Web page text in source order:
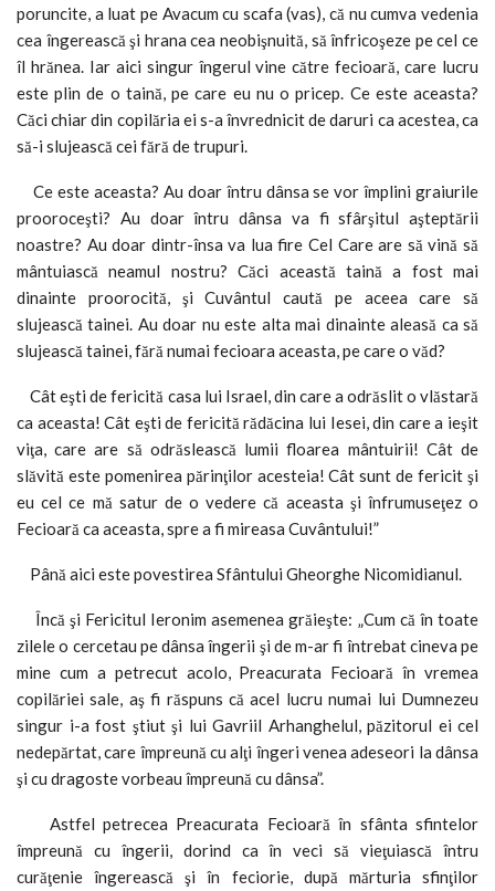
poruncite, a luat pe Avacum cu scafa (vas), că nu cumva vedenia
cea îngerească şi hrana cea neobişnuită, să înfricoşeze pe cel ce
îl hrănea. Iar aici singur îngerul vine către fecioară, care lucru
este plin de o taină, pe care eu nu o pricep. Ce este aceasta?
Căci chiar din copilăria ei s-a învrednicit de daruri ca acestea, ca
să-i slujească cei fără de trupuri.
Ce este aceasta? Au doar întru dânsa se vor împlini graiurile
prooroceşti? Au doar întru dânsa va fi sfârşitul aşteptării
noastre? Au doar dintr-însa va lua fire Cel Care are să vină să
mântuiască neamul nostru? Căci această taină a fost mai
dinainte proorocită, şi Cuvântul caută pe aceea care să
slujească tainei. Au doar nu este alta mai dinainte aleasă ca să
slujească tainei, fără numai fecioara aceasta, pe care o văd?
Cât eşti de fericită casa lui Israel, din care a odrăslit o vlăstară
ca aceasta! Cât eşti de fericită rădăcina lui Iesei, din care a ieşit
viţa, care are să odrăslească lumii floarea mântuirii! Cât de
slăvită este pomenirea părinţilor acesteia! Cât sunt de fericit şi
eu cel ce mă satur de o vedere că aceasta şi înfrumuseţez o
Fecioară ca aceasta, spre a fi mireasa Cuvântului!”
Până aici este povestirea Sfântului Gheorghe Nicomidianul.
Încă şi Fericitul Ieronim asemenea grăieşte: „Cum că în toate
zilele o cercetau pe dânsa îngerii şi de m-ar fi întrebat cineva pe
mine cum a petrecut acolo, Preacurata Fecioară în vremea
copilăriei sale, aş fi răspuns că acel lucru numai lui Dumnezeu
singur i-a fost ştiut şi lui Gavriil Arhanghelul, păzitorul ei cel
nedepărtat, care împreună cu alţi îngeri venea adeseori la dânsa
şi cu dragoste vorbeau împreună cu dânsa”.
Astfel petrecea Preacurata Fecioară în sfânta sfintelor
împreună cu îngerii, dorind ca în veci să vieţuiască întru
curăţenie îngerească şi în feciorie, după mărturia sfinţilor